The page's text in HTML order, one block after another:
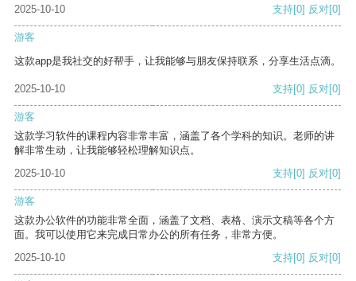
2025-10-10 支持[0] 反对[0]
游客
这款app是我社交的好帮手，让我能够与朋友保持联系，分享生活点滴。
2025-10-10 支持[0] 反对[0]
游客
这款学习软件的课程内容非常丰富，涵盖了各个学科的知识。老师的讲
解非常生动，让我能够轻松理解知识点。
2025-10-10
支持[0] 反对[0]
游客
这款办公软件的功能非常全面，涵盖了文档、表格、演示文稿等各个方
面。我可以使用它来完成日常办公的所有任务，非常方便。
2025-10-10
支持[0] 反对[0]